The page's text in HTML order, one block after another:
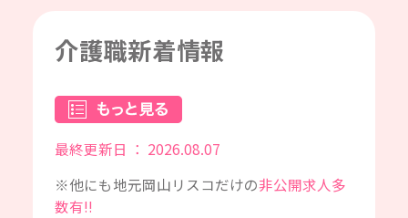
介護職新着情報
最終更新日 ： 2026.08.07
※他にも地元岡山リスコだけの非公開求人多
数有!!